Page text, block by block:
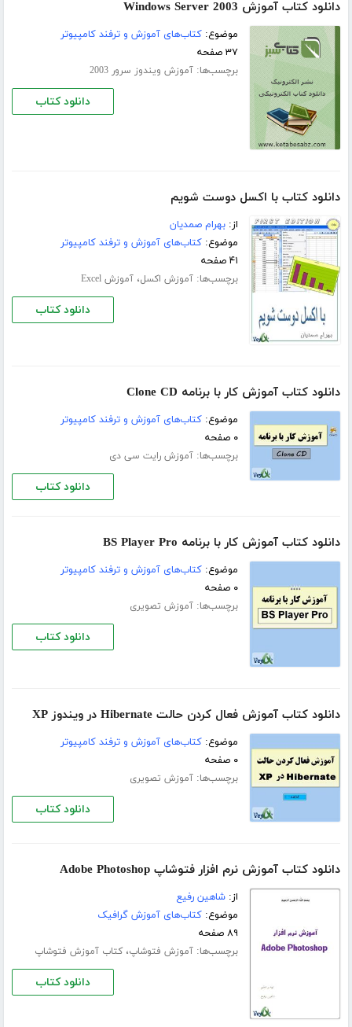
دانلود کتاب آموزش Windows Server 2003
موضوع:کتاب‌های آموزش و ترفند کامپیوتر
۳۷ صفحه
برچسب‌ها:آموزش ویندوز سرور 2003
دانلود کتاب
دانلود کتاب با اکسل دوست شویم
از:بهرام صمدیان
موضوع:کتاب‌های آموزش و ترفند کامپیوتر
۴۱ صفحه
برچسب‌ها:آموزش اکسل،آموزش Excel
دانلود کتاب
دانلود کتاب آموزش کار با برنامه Clone CD
موضوع:کتاب‌های آموزش و ترفند کامپیوتر
۰ صفحه
برچسب‌ها:آموزش رایت سی دی
دانلود کتاب
دانلود کتاب آموزش کار با برنامه BS Player Pro
موضوع:کتاب‌های آموزش و ترفند کامپیوتر
۰ صفحه
برچسب‌ها:آموزش تصویری
دانلود کتاب
دانلود کتاب آموزش فعال کردن حالت Hibernate در ویندوز XP
موضوع:کتاب‌های آموزش و ترفند کامپیوتر
۰ صفحه
برچسب‌ها:آموزش تصویری
دانلود کتاب
دانلود کتاب آموزش نرم افزار فتوشاپ Adobe Photoshop
از:شاهین رفیع
موضوع:کتاب‌های آموزش گرافیک
۸۹ صفحه
برچسب‌ها:آموزش فتوشاپ،کتاب آموزش فتوشاپ
دانلود کتاب